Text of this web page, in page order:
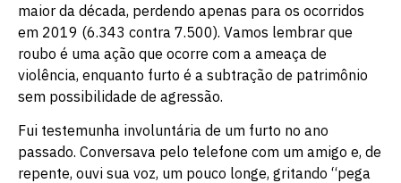
maior da década, perdendo apenas para os ocorridos
em 2019 (6.343 contra 7.500). Vamos lembrar que
roubo é uma ação que ocorre com a ameaça de
violência, enquanto furto é a subtração de patrimônio
sem possibilidade de agressão.
Fui testemunha involuntária de um furto no ano
passado. Conversava pelo telefone com um amigo e, de
repente, ouvi sua voz, um pouco longe, gritando “pega